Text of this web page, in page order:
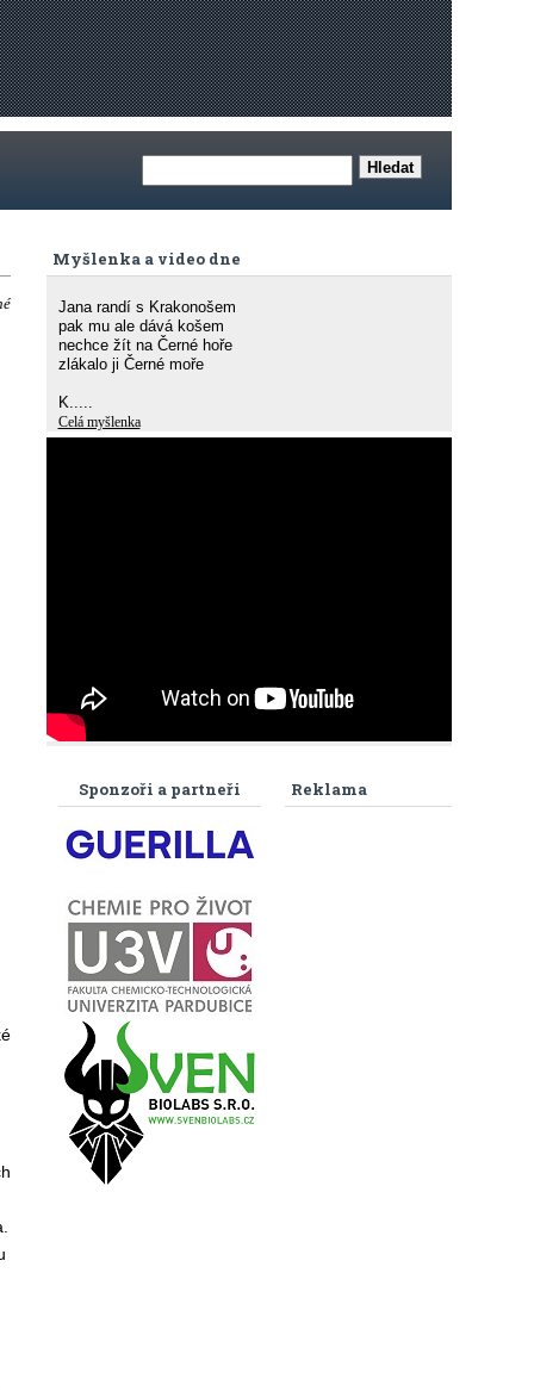
Myšlenka a video dne
Jana randí s Krakonošem
pak mu ale dává košem
nechce žít na Černé hoře
zlákalo ji Černé moře
K.....
Celá myšlenka
Reklama
Sponzoři a partneři